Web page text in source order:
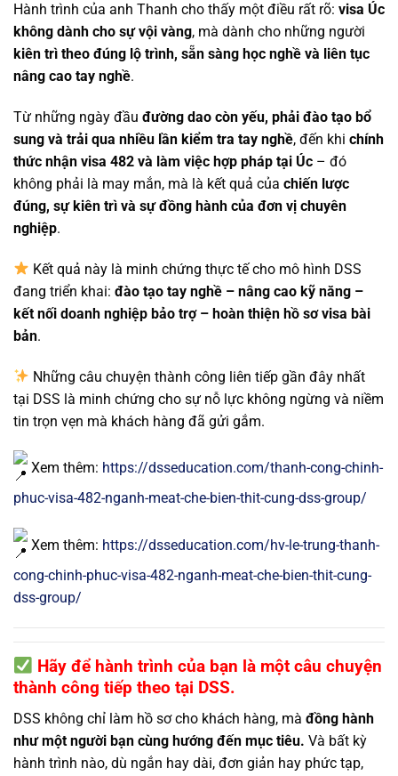
Hành trình của anh Thanh cho thấy một điều rất rõ: visa Úc
không dành cho sự vội vàng, mà dành cho những người
kiên trì theo đúng lộ trình, sẵn sàng học nghề và liên tục
nâng cao tay nghề.
Từ những ngày đầu đường dao còn yếu, phải đào tạo bổ
sung và trải qua nhiều lần kiểm tra tay nghề, đến khi chính
thức nhận visa 482 và làm việc hợp pháp tại Úc – đó
không phải là may mắn, mà là kết quả của chiến lược
đúng, sự kiên trì và sự đồng hành của đơn vị chuyên
nghiệp.
Kết quả này là minh chứng thực tế cho mô hình DSS
đang triển khai: đào tạo tay nghề – nâng cao kỹ năng –
kết nối doanh nghiệp bảo trợ – hoàn thiện hồ sơ visa bài
bản.
Những câu chuyện thành công liên tiếp gần đây nhất
tại DSS là minh chứng cho sự nỗ lực không ngừng và niềm
tin trọn vẹn mà khách hàng đã gửi gắm.
Xem thêm: https://dsseducation.com/thanh-cong-chinh-
phuc-visa-482-nganh-meat-che-bien-thit-cung-dss-group/
Xem thêm: https://dsseducation.com/hv-le-trung-thanh-
cong-chinh-phuc-visa-482-nganh-meat-che-bien-thit-cung-
dss-group/
Hãy để hành trình của bạn là một câu chuyện
thành công tiếp theo tại DSS.
DSS không chỉ làm hồ sơ cho khách hàng, mà đồng hành
như một người bạn cùng hướng đến mục tiêu. Và bất kỳ
hành trình nào, dù ngắn hay dài, đơn giản hay phức tạp,